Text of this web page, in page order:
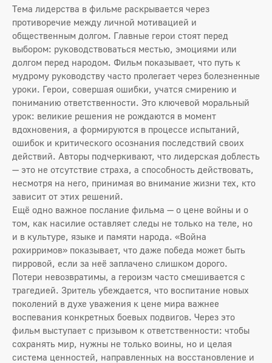
Тема лидерства в фильме раскрывается через
противоречие между личной мотивацией и
общественным долгом. Главные герои стоят перед
выбором: руководствоваться местью, эмоциями или
долгом перед народом. Фильм показывает, что путь к
мудрому руководству часто пролегает через болезненные
уроки. Герои, совершая ошибки, учатся смирению и
пониманию ответственности. Это ключевой моральный
урок: великие решения не рождаются в момент
вдохновения, а формируются в процессе испытаний,
ошибок и критического осознания последствий своих
действий. Авторы подчеркивают, что лидерская доблесть
— это не отсутствие страха, а способность действовать,
несмотря на него, принимая во внимание жизни тех, кто
зависит от этих решений.
Ещё одно важное послание фильма — о цене войны и о
том, как насилие оставляет следы не только на теле, но
и в культуре, языке и памяти народа. «Война
рохирримов» показывает, что даже победа может быть
пирровой, если за неё заплачено слишком дорого.
Потери невозвратимы, а героизм часто смешивается с
трагедией. Зритель убеждается, что воспитание новых
поколений в духе уважения к цене мира важнее
воспевания конкретных боевых подвигов. Через это
фильм выступает с призывом к ответственности: чтобы
сохранять мир, нужны не только воины, но и целая
система ценностей, направленных на восстановление и